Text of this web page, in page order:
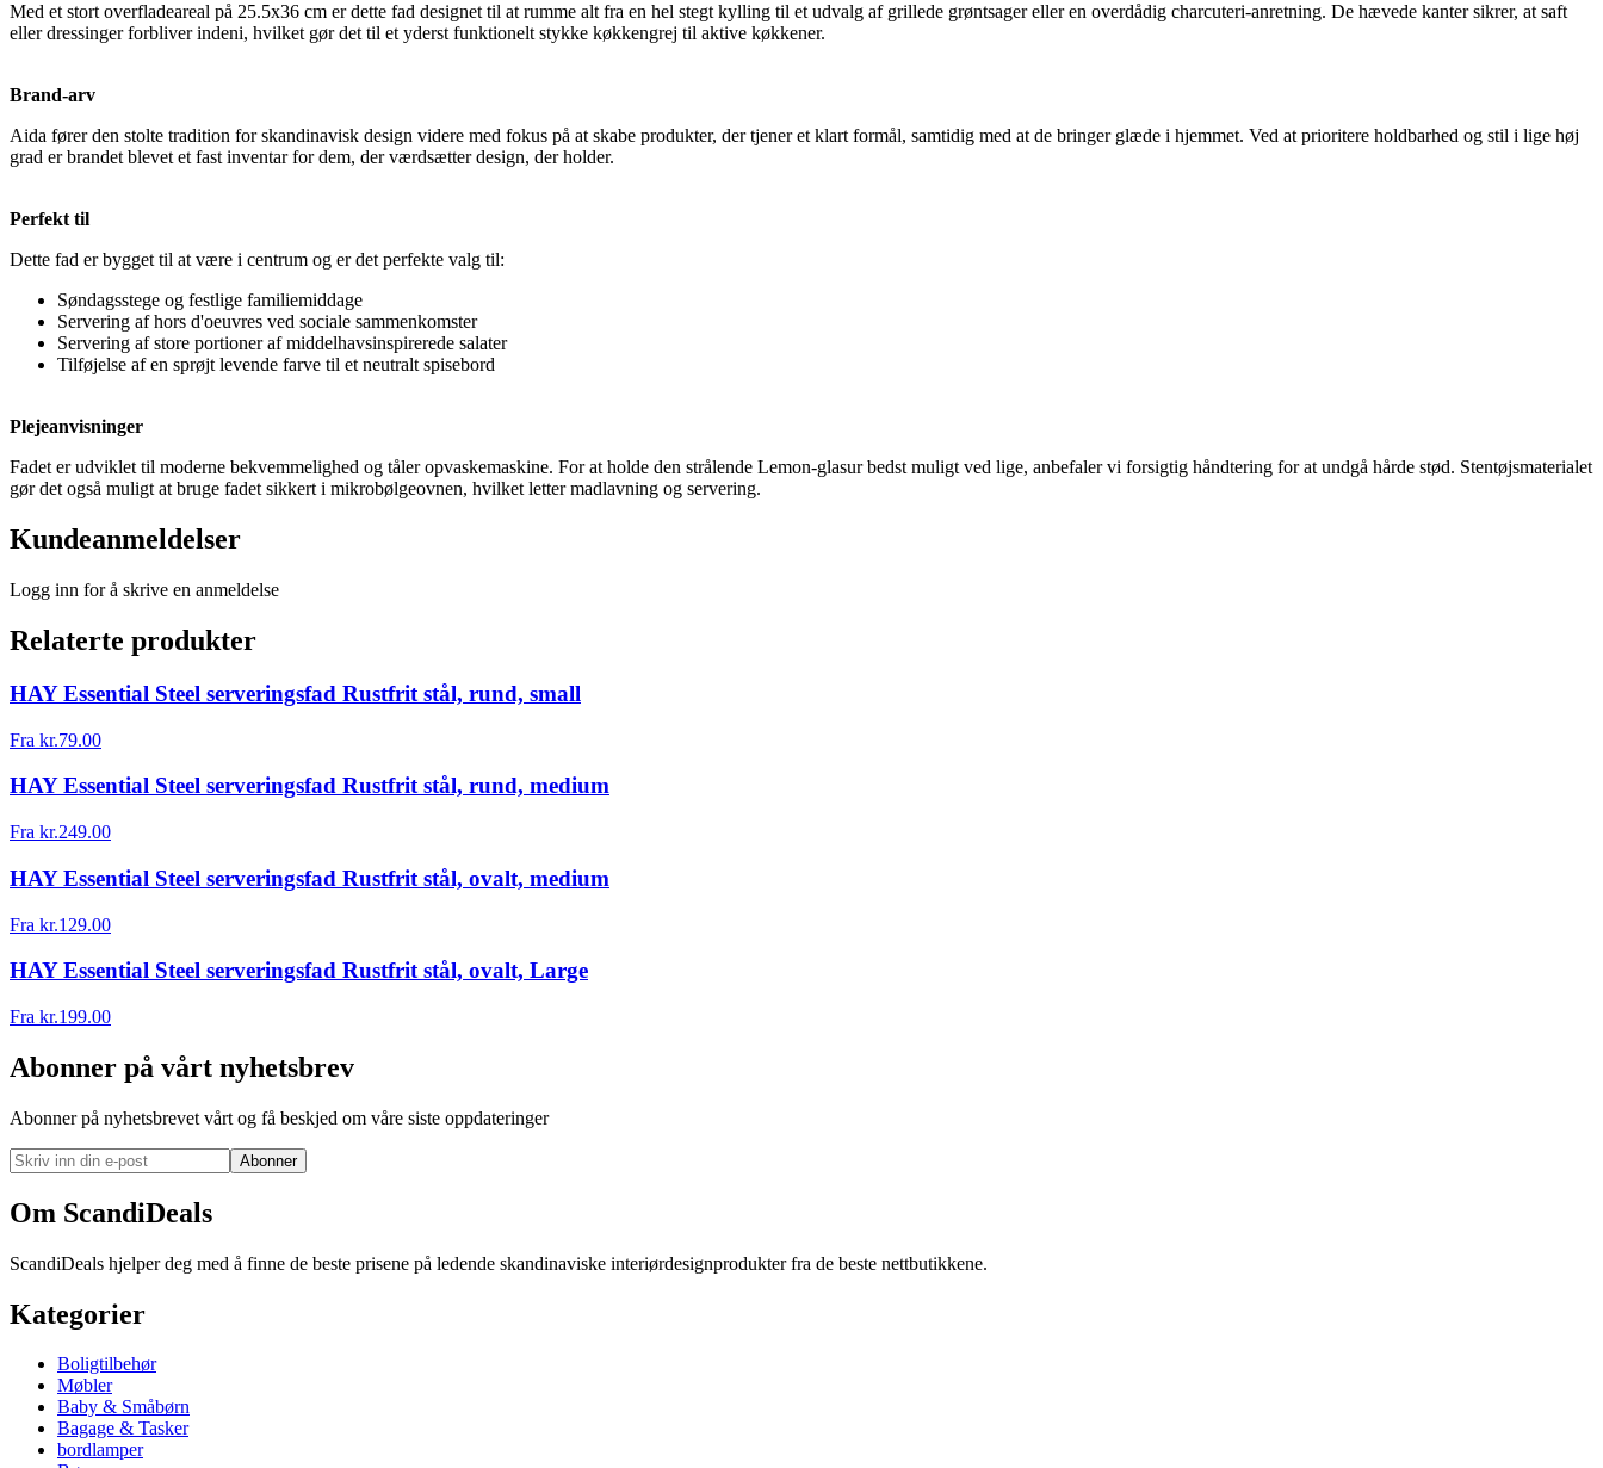
Med et stort overfladeareal på 25.5x36 cm er dette fad designet til at rumme alt fra en hel stegt kylling til et udvalg af grillede grøntsager eller en overdådig charcuteri-anretning. De hævede kanter sikrer, at saft
eller dressinger forbliver indeni, hvilket gør det til et yderst funktionelt stykke køkkengrej til aktive køkkener.
Brand-arv
Aida fører den stolte tradition for skandinavisk design videre med fokus på at skabe produkter, der tjener et klart formål, samtidig med at de bringer glæde i hjemmet. Ved at prioritere holdbarhed og stil i lige høj
grad er brandet blevet et fast inventar for dem, der værdsætter design, der holder.
Perfekt til
Dette fad er bygget til at være i centrum og er det perfekte valg til:
Søndagsstege og festlige familiemiddage
Servering af hors d'oeuvres ved sociale sammenkomster
Servering af store portioner af middelhavsinspirerede salater
Tilføjelse af en sprøjt levende farve til et neutralt spisebord
Plejeanvisninger
Fadet er udviklet til moderne bekvemmelighed og tåler opvaskemaskine. For at holde den strålende Lemon-glasur bedst muligt ved lige, anbefaler vi forsigtig håndtering for at undgå hårde stød. Stentøjsmaterialet
gør det også muligt at bruge fadet sikkert i mikrobølgeovnen, hvilket letter madlavning og servering.
Kundeanmeldelser
Logg inn for å skrive en anmeldelse
Relaterte produkter
HAY Essential Steel serveringsfad Rustfrit stål, rund, small
Fra kr.79.00
HAY Essential Steel serveringsfad Rustfrit stål, rund, medium
Fra kr.249.00
HAY Essential Steel serveringsfad Rustfrit stål, ovalt, medium
Fra kr.129.00
HAY Essential Steel serveringsfad Rustfrit stål, ovalt, Large
Fra kr.199.00
Abonner på vårt nyhetsbrev
Abonner på nyhetsbrevet vårt og få beskjed om våre siste oppdateringer
Abonner
Om ScandiDeals
ScandiDeals hjelper deg med å finne de beste prisene på ledende skandinaviske interiørdesignprodukter fra de beste nettbutikkene.
Kategorier
Boligtilbehør
Møbler
Baby & Småbørn
Bagage & Tasker
bordlamper